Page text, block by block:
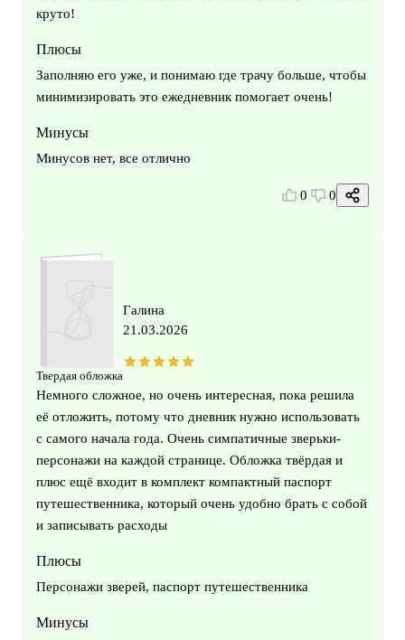
круто!
Плюсы
Заполняю его уже, и понимаю где трачу больше, чтобы
минимизировать это ежедневник помогает очень!
Минусы
Минусов нет, все отлично
0 0
Твердая обложка
Галина
21.03.2026
Немного сложное, но очень интересная, пока решила
её отложить, потому что дневник нужно использовать
с самого начала года. Очень симпатичные зверьки-
персонажи на каждой странице. Обложка твёрдая и
плюс ещё входит в комплект компактный паспорт
путешественника, который очень удобно брать с собой
и записывать расходы
Плюсы
Персонажи зверей, паспорт путешественника
Минусы